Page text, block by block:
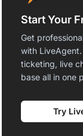
Start Your
Get
with
ticketing, live
base all in one
Try